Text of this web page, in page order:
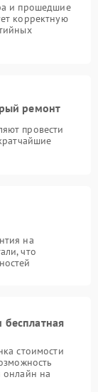
и прошедшие
корректную
ремонт
провести
на
что
стоимости
онлайн на